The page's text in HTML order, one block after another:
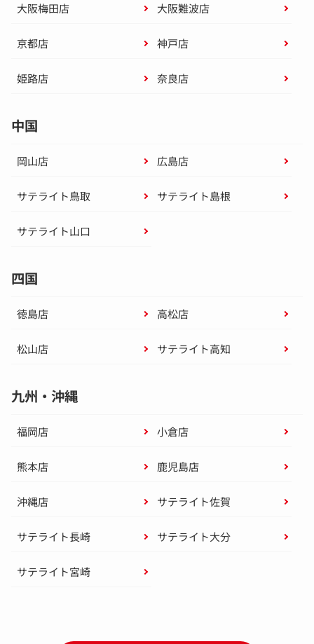
大阪梅田店 大阪難波店
京都店 神戸店
姫路店 奈良店
中国
岡山店 広島店
サテライト鳥取 サテライト島根
サテライト山口
四国
徳島店 高松店
松山店 サテライト高知
九州・沖縄
福岡店 小倉店
熊本店 鹿児島店
沖縄店 サテライト佐賀
サテライト長崎 サテライト大分
サテライト宮崎